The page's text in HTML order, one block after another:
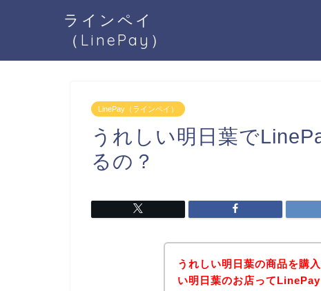
ラインペイ
（LinePay）
LinePay（ラインペイ）
うれしい明日葉で
るの？
うれしい明日葉の商品を購
い明日葉のお店って